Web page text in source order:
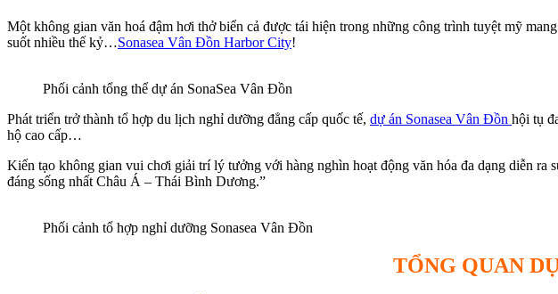
Một không gian văn hoá đậm hơi thở biển cả được tái hiện trong những công trình tuyệt mỹ
suốt nhiều thế kỷ…Sonasea Vân Đồn Harbor City!
Phối cảnh tổng thể dự án SonaSea Vân Đồn
Phát triển trở thành tổ hợp du lịch nghỉ dưỡng đẳng cấp quốc tế, dự án Sonasea Vân Đồn hội tụ
hộ cao cấp…
Kiến tạo không gian vui chơi giải trí lý tưởng với hàng nghìn hoạt động văn hóa đa dạng diễn ra
đáng sống nhất Châu Á – Thái Bình Dương.”
Phối cảnh tổ hợp nghỉ dưỡng Sonasea Vân Đồn
TỔNG QUAN